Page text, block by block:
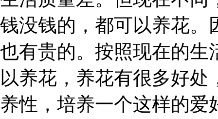
钱没钱的，都可以养花。
也有贵的。按照现在的生
以养花，养花有很多好
养性，培养一个这样的